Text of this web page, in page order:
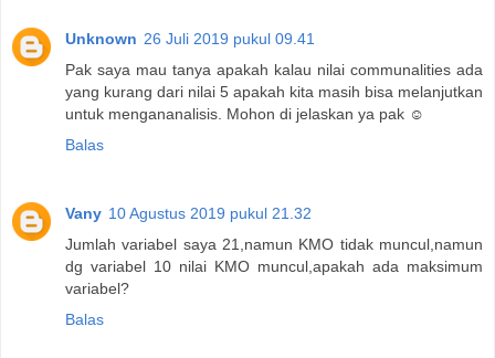
Unknown 26 Juli 2019 pukul 09.41
Pak saya mau tanya apakah kalau nilai communalities ada
yang kurang dari nilai 5 apakah kita masih bisa melanjutkan
untuk mengananalisis. Mohon di jelaskan ya pak ☺️
Balas
Vany 10 Agustus 2019 pukul 21.32
Jumlah variabel saya 21,namun KMO tidak muncul,namun
dg variabel 10 nilai KMO muncul,apakah ada maksimum
variabel?
Balas